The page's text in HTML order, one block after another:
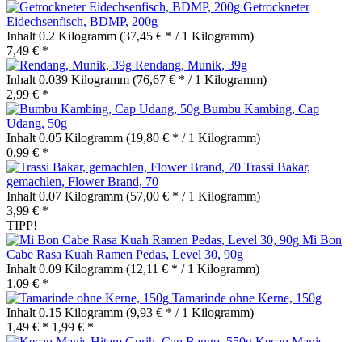
Getrockneter
Eidechsenfisch, BDMP, 200g
Inhalt 0.2 Kilogramm (37,45 € * / 1 Kilogramm)
7,49 € *
Rendang, Munik, 39g
Inhalt 0.039 Kilogramm (76,67 € * / 1 Kilogramm)
2,99 € *
Bumbu Kambing, Cap
Udang, 50g
Inhalt 0.05 Kilogramm (19,80 € * / 1 Kilogramm)
0,99 € *
Trassi Bakar,
gemachlen, Flower Brand, 70
Inhalt 0.07 Kilogramm (57,00 € * / 1 Kilogramm)
3,99 € *
TIPP!
Mi Bon
Cabe Rasa Kuah Ramen Pedas, Level 30, 90g
Inhalt 0.09 Kilogramm (12,11 € * / 1 Kilogramm)
1,09 € *
Tamarinde ohne Kerne, 150g
Inhalt 0.15 Kilogramm (9,93 € * / 1 Kilogramm)
1,49 € * 1,99 € *